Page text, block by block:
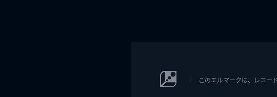
このエルマークは、レコー